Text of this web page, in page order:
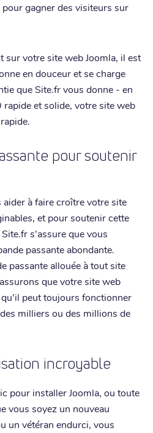
gagner des visiteurs sur
sur votre site web Joomla, il est
en douceur et se charge
que Site.fr vous donne - en
et solide, votre site web
pour soutenir
à faire croître votre site
et pour soutenir cette
s'assure que vous
passante abondante.
passante allouée à tout site
que votre site web
peut toujours fonctionner
milliers ou des millions de
incroyable
pour installer Joomla, ou toute
vous soyez un nouveau
un vétéran endurci, vous